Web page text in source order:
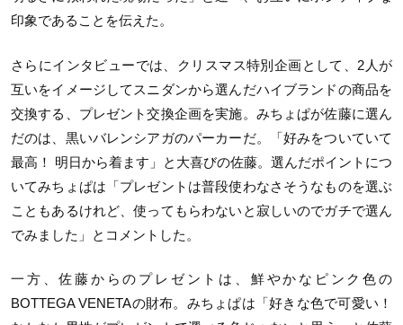
印象であることを伝えた。
さらにインタビューでは、クリスマス特別企画として、 2 人が
互いをイメージしてスニダンから選んだハイブランドの商品を
交換する、プレゼント交換企画を実施。みちょぱが佐藤に選ん
だのは、黒いバレンシアガのパーカーだ。「好みをついていて
最高！ 明日から着ます」と大喜びの佐藤。選んだポイントにつ
いてみちょぱは「プレゼントは普段使わなさそうなものを選ぶ
こともあるけれど、使ってもらわないと寂しいのでガチで選ん
でみました」とコメントした。
一方、佐藤からのプレゼントは、鮮やかなピンク色の
BOTTEGA VENETAの財布。みちょぱは「好きな色で可愛い！